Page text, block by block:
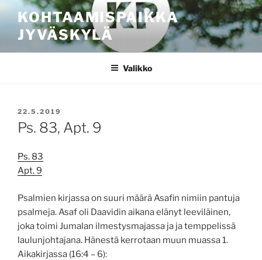
sisältöönKOHTAAMISPAIKKA
JYVÄSKYLÄ
Valikko
JULKAISTU
22.5.2019
Ps. 83, Apt. 9
Ps. 83
Apt. 9
Psalmien kirjassa on suuri määrä Asafin nimiin pantuja
psalmeja. Asaf oli Daavidin aikana elänyt leeviläinen,
joka toimi Jumalan ilmestysmajassa ja ja temppelissä
laulunjohtajana. Hänestä kerrotaan muun muassa 1.
Aikakirjassa (16:4 – 6):